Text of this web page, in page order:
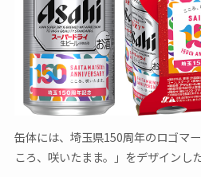
缶体には、埼玉県150周年のロゴマ
ころ、咲いたまま。」をデザインし